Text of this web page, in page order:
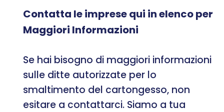
Contatta le imprese qui in elenco per
Maggiori Informazioni
Se hai bisogno di maggiori informazioni
sulle ditte autorizzate per lo
smaltimento del cartongesso, non
esitare a contattarci. Siamo a tua